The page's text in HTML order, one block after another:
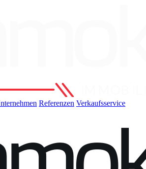
Referenzen Verkaufsservice